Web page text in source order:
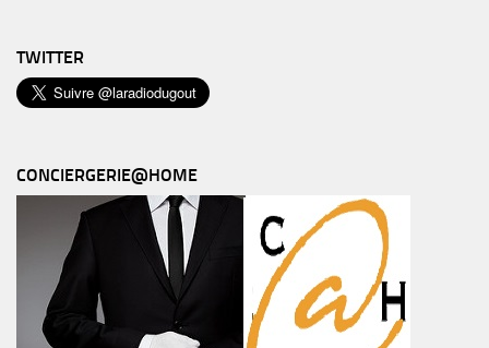
TWITTER
CONCIERGERIE@HOME